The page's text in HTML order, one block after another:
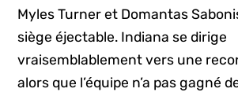
Myles Turner et Domantas
siège éjectable. Indiana se dirige
vraisemblablement vers une
alors que l’équipe n’a pas gagné